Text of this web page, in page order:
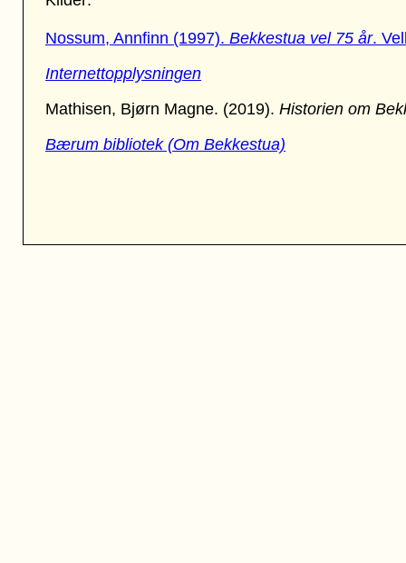
Nossum, Annfinn (1997). Bekkestua vel 75 år.
Internettopplysningen
Mathisen, Bjørn Magne. (2019). Historien om
Bærum bibliotek (Om Bekkestua)